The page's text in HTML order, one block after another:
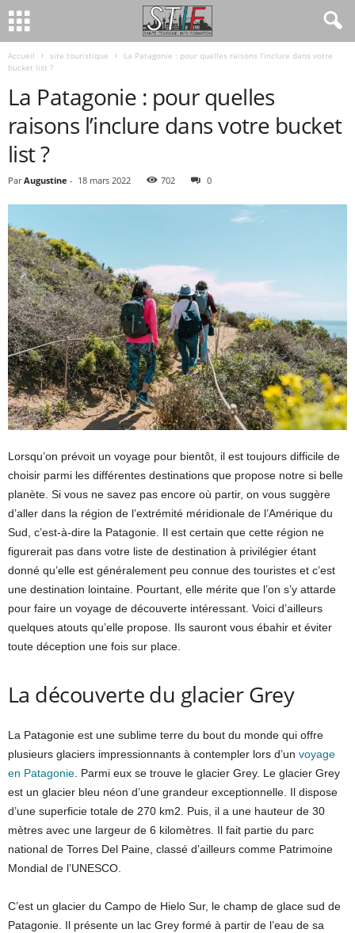
Accueil site touristique
La Patagonie : pour quelles raisons l’inclure dans votre
bucket list ?
La Patagonie : pour quelles
raisons l’inclure dans votre bucket
list ?
Par Augustine - 18 mars 2022 702 0
Lorsqu’on prévoit un voyage pour bientôt, il est toujours difficile de
choisir parmi les différentes destinations que propose notre si belle
planète. Si vous ne savez pas encore où partir, on vous suggère
d’aller dans la région de l’extrémité méridionale de l’Amérique du
Sud, c’est-à-dire la Patagonie. Il est certain que cette région ne
figurerait pas dans votre liste de destination à privilégier étant
donné qu’elle est généralement peu connue des touristes et c’est
une destination lointaine. Pourtant, elle mérite que l’on s’y attarde
pour faire un voyage de découverte intéressant. Voici d’ailleurs
quelques atouts qu’elle propose. Ils sauront vous ébahir et éviter
toute déception une fois sur place.
La découverte du glacier Grey
La Patagonie est une sublime terre du bout du monde qui offre
plusieurs glaciers impressionnants à contempler lors d’un voyage
en Patagonie. Parmi eux se trouve le glacier Grey. Le glacier Grey
est un glacier bleu néon d’une grandeur exceptionnelle. Il dispose
d’une superficie totale de 270 km2. Puis, il a une hauteur de 30
mètres avec une largeur de 6 kilomètres. Il fait partie du parc
national de Torres Del Paine, classé d’ailleurs comme Patrimoine
Mondial de l’UNESCO.
C’est un glacier du Campo de Hielo Sur, le champ de glace sud de
Patagonie. Il présente un lac Grey formé à partir de l’eau de sa